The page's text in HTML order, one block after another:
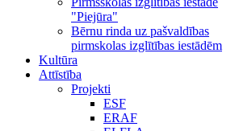
"Piejūra"
Bērnu rinda uz pašvaldības
pirmskolas izglītības iestādēm
Kultūra
Attīstība
Projekti
ESF
ERAF